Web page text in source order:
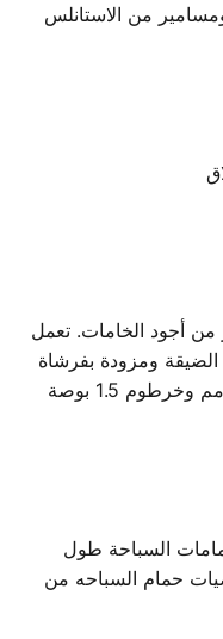
من الاستانلس
أجود الخامات. تعمل
الضيقة ومزودة بفرشاة
السباحة طول
حمام السباحه من